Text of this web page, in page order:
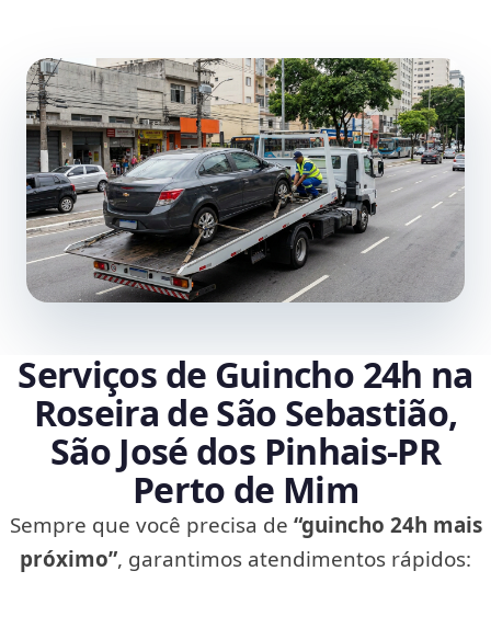
Serviços de Guincho 24h na
Roseira de São Sebastião,
São José dos Pinhais‑PR
Perto de Mim
Sempre que você precisa de “guincho 24h mais
próximo”, garantimos atendimentos rápidos: